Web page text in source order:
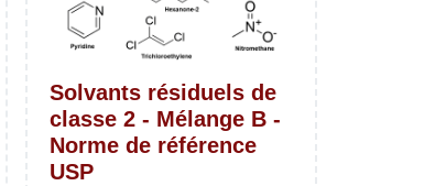
Solvants résiduels de
classe 2 - Mélange B -
Norme de référence
USP